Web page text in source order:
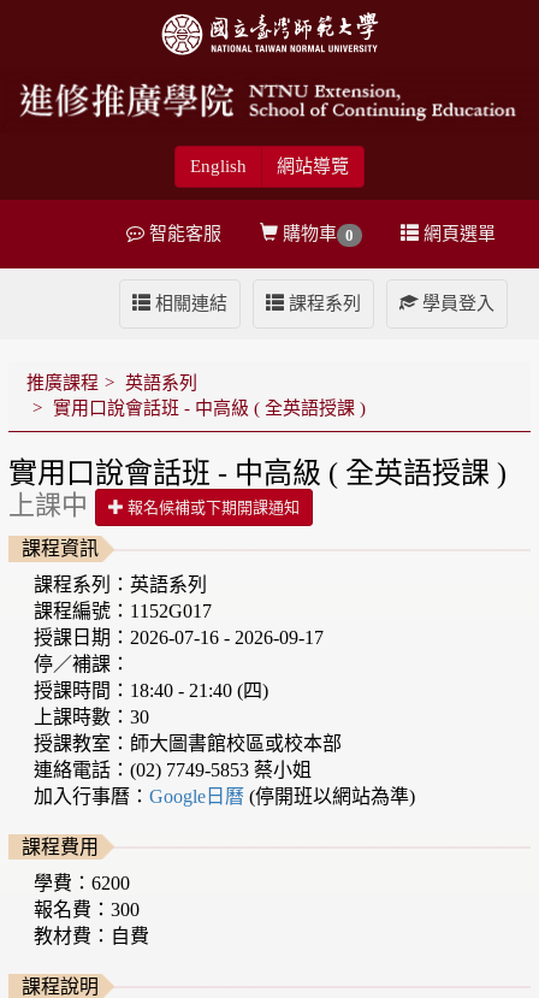
English 網站導覽
網頁選單
購物車 0
智能客服
學員登入
課程系列
相關連結
推廣課程
英語系列
實用口說會話班 - 中高級 ( 全英語授課 )
實用口說會話班 - 中高級 ( 全英語授課 )
上課中 報名候補或下期開課通知
課程資訊
課程系列：英語系列
課程編號：1152G017
授課日期：2026-07-16 - 2026-09-17
停／補課：
授課時間：18:40 - 21:40 (四)
上課時數：30
授課教室：師大圖書館校區或校本部
連絡電話：(02) 7749-5853 蔡小姐
加入行事曆：Google日曆(停開班以網站為準)
課程費用
學費：6200
報名費：300
教材費：自費
課程說明